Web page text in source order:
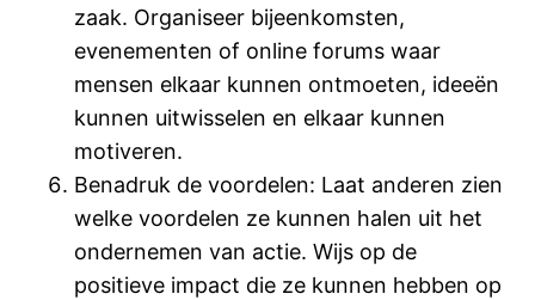
zaak. Organiseer bijeenkomsten,
evenementen of online forums waar
mensen elkaar kunnen ontmoeten, ideeën
kunnen uitwisselen en elkaar kunnen
motiveren.
Benadruk de voordelen: Laat anderen zien
welke voordelen ze kunnen halen uit het
ondernemen van actie. Wijs op de
positieve impact die ze kunnen hebben op